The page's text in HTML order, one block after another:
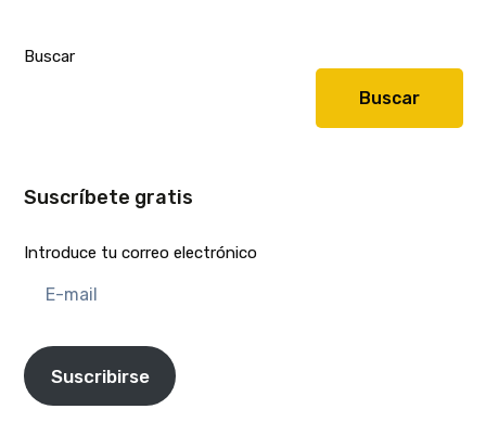
Buscar
Buscar
Suscríbete gratis
Introduce tu correo electrónico
mail
Suscribirse